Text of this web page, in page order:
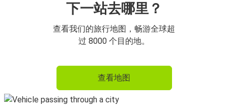
下一站去哪里？
查看我们的旅行地图，畅游全球超
过 8000 个目的地。
查看地图